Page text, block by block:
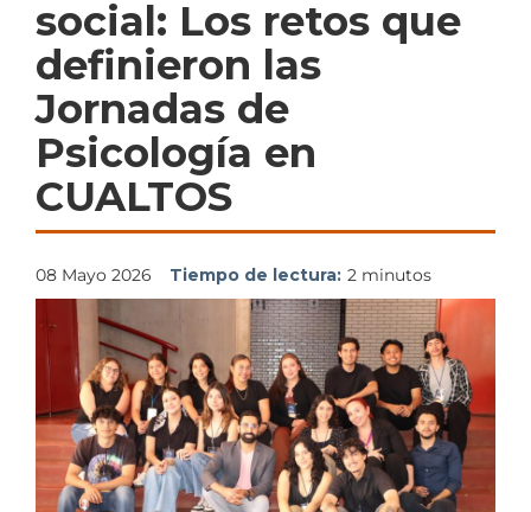
social: Los retos que
definieron las
Jornadas de
Psicología en
CUALTOS
08 Mayo 2026 Tiempo de lectura: 2 minutos